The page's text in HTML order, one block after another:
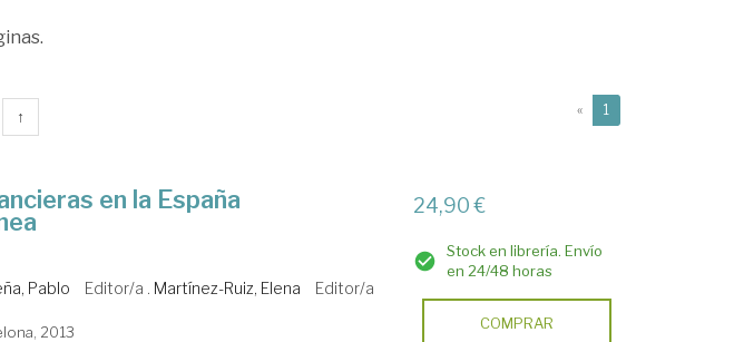
↑ « 1
en la España
Pablo Editor/a . Martínez-Ruiz, Elena
Editor/a
2013
24,90 €
Stock en librería. Envío
en 24/48 horas
COMPRAR